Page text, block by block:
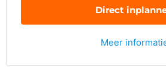
Direct
Meer